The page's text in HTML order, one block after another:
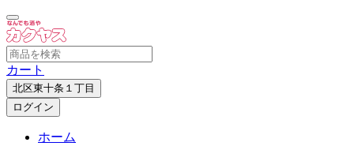
カート
北区東十条１丁目
ログイン
ホーム